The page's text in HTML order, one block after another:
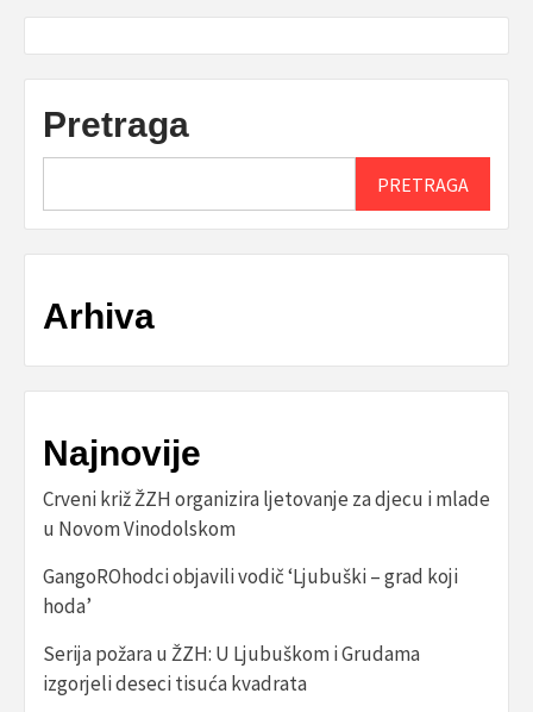
Pretraga
PRETRAGA
Arhiva
Najnovije
Crveni križ ŽZH organizira ljetovanje za djecu i mlade
u Novom Vinodolskom
GangoROhodci objavili vodič ‘Ljubuški – grad koji
hoda’
Serija požara u ŽZH: U Ljubuškom i Grudama
izgorjeli deseci tisuća kvadrata